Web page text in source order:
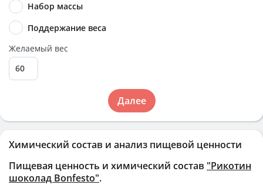
Химический состав и анализ пищевой ценности
Пищевая ценность и химический состав "Рикотин
шоколад Bonfesto".
Набор массы
Поддержание веса
Желаемый вес
Далее